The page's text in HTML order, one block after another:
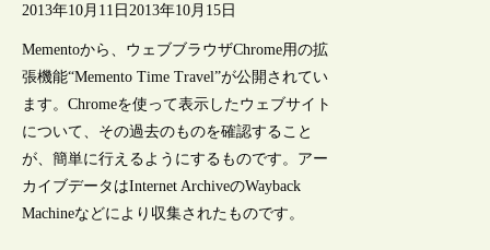
2013年10月11日 2013年10月15日
Mementoから、ウェブブラウザChrome用の拡
張機能“Memento Time Travel”が公開されてい
ます。Chromeを使って表示したウェブサイト
について、その過去のものを確認すること
が、簡単に行えるようにするものです。アー
カイブデータはInternet ArchiveのWayback
Machineなどにより収集されたものです。